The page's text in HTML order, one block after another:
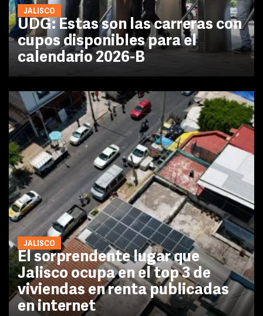
JALISCO
UDG: Estas son las carreras con
cupos disponibles para el
calendario 2026-B
JALISCO
El sorprendente lugar que
Jalisco ocupa en el top 3 de
viviendas en renta publicadas
en internet